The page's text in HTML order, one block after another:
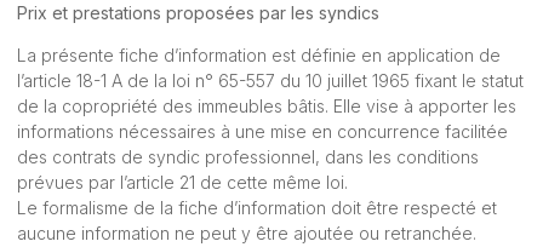
Prix et prestations proposées par les syndics
La présente fiche d’information est définie en application de
l’article 18-1 A de la loi n° 65-557 du 10 juillet 1965 fixant le statut
de la copropriété des immeubles bâtis. Elle vise à apporter les
informations nécessaires à une mise en concurrence facilitée
des contrats de syndic professionnel, dans les conditions
prévues par l’article 21 de cette même loi.
Le formalisme de la fiche d’information doit être respecté et
aucune information ne peut y être ajoutée ou retranchée.